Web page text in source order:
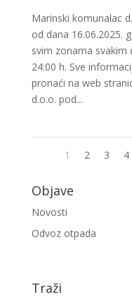
Marinski komunalac
od dana 16.06.2025.
svim zonama svakim
24:00 h. Sve
pronaći na web
d.o.o. pod...
1 2 3 4
Objave
Novosti
Odvoz otpada
Traži